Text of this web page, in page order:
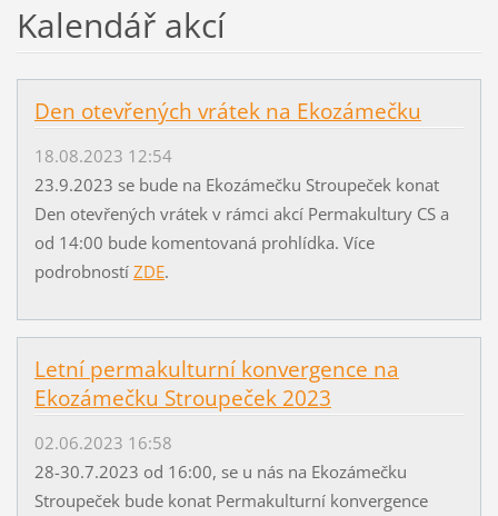
Kalendář akcí
Den otevřených vrátek na Ekozámečku
18.08.2023 12:54
23.9.2023 se bude na Ekozámečku Stroupeček konat
Den otevřených vrátek v rámci akcí Permakultury CS a
od 14:00 bude komentovaná prohlídka. Více
podrobností ZDE.
Letní permakulturní konvergence na
Ekozámečku Stroupeček 2023
02.06.2023 16:58
28-30.7.2023 od 16:00, se u nás na Ekozámečku
Stroupeček bude konat Permakulturní konvergence